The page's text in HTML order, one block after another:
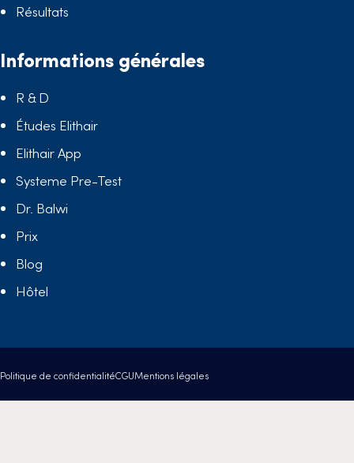
Résultats
Informations générales
R & D
Études Elithair
Elithair App
Systeme Pre-Test
Dr. Balwi
Prix
Blog
Hôtel
Politique de confidentialitéCGUMentions légales